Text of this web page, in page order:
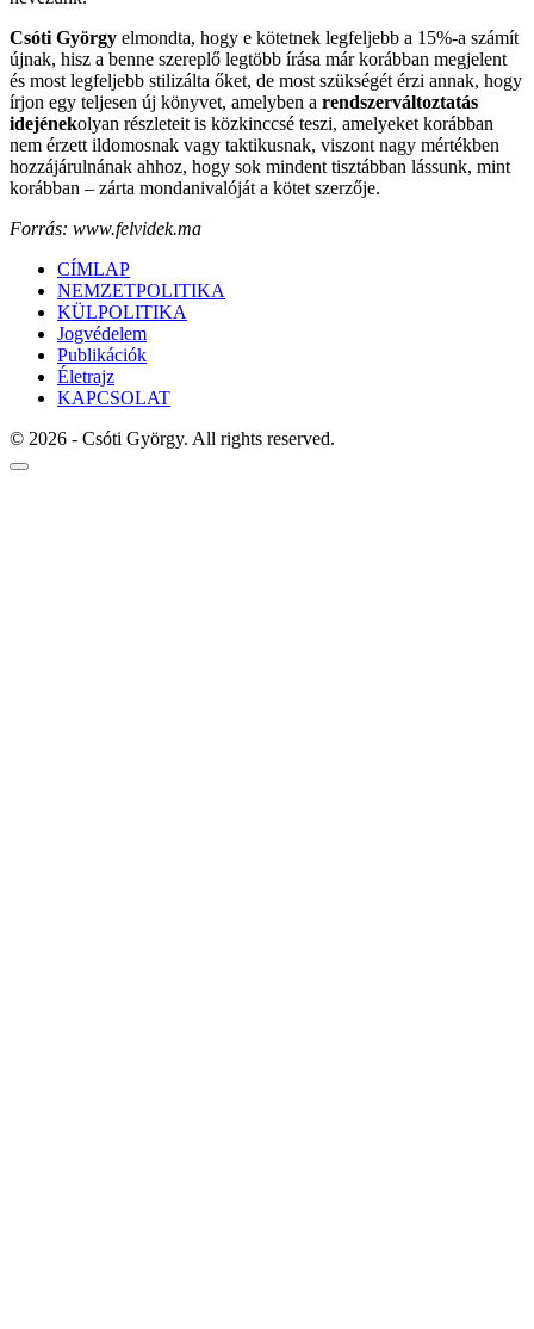
Csóti György elmondta, hogy e kötetnek legfeljebb a 15%-a számít
újnak, hisz a benne szereplő legtöbb írása már korábban megjelent
és most legfeljebb stilizálta őket, de most szükségét érzi annak, hogy
írjon egy teljesen új könyvet, amelyben a rendszerváltoztatás
idejénekolyan részleteit is közkinccsé teszi, amelyeket korábban
nem érzett ildomosnak vagy taktikusnak, viszont nagy mértékben
hozzájárulnának ahhoz, hogy sok mindent tisztábban lássunk, mint
korábban – zárta mondanivalóját a kötet szerzője.
Forrás: www.felvidek.ma
CÍMLAP
NEMZETPOLITIKA
KÜLPOLITIKA
Jogvédelem
Publikációk
Életrajz
KAPCSOLAT
© 2026 - Csóti György. All rights reserved.